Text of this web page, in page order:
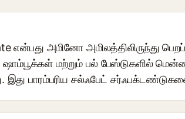
என்பது அமினோ அமிலத்திலிருந்து
மற்றும் பல் பேஸ்டுகளில்
இது பாரம்பரிய சல்ஃபேட்